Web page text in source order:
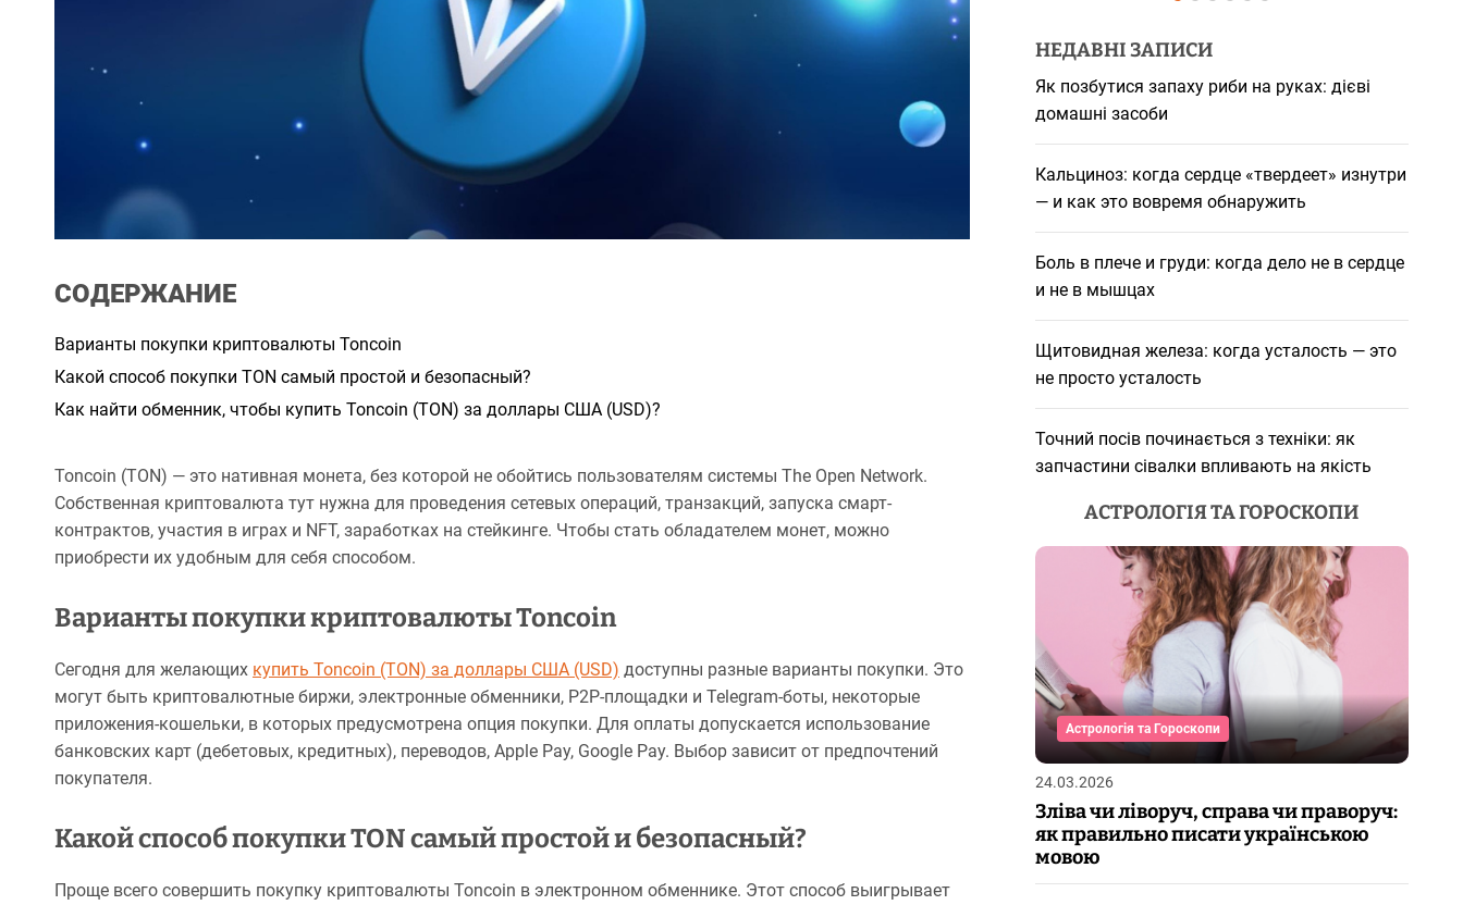
а
с
ч
СОДЕРЖАНИЕ
Варианты покупки криптовалюты Toncoin
Какой способ покупки TON самый простой и безопасный?
Как найти обменник, чтобы купить Toncoin (TON) за доллары США (USD)?
Toncoin (TON) — это нативная монета, без которой не обойтись пользователям системы The Open Network.
Собственная криптовалюта тут нужна для проведения сетевых операций, транзакций, запуска смарт-
контрактов, участия в играх и NFT, заработках на стейкинге. Чтобы стать обладателем монет, можно
приобрести их удобным для себя способом.
Варианты покупки криптовалюты Toncoin
Сегодня для желающих купить Toncoin (TON) за доллары США (USD) доступны разные варианты покупки. Это
могут быть криптовалютные биржи, электронные обменники, Р2Р-площадки и Telegram-боты, некоторые
приложения-кошельки, в которых предусмотрена опция покупки. Для оплаты допускается использование
банковских карт (дебетовых, кредитных), переводов, Apple Pay, Google Pay. Выбор зависит от предпочтений
покупателя.
Какой способ покупки TON самый простой и безопасный?
Проще всего совершить покупку криптовалюты Toncoin в электронном обменнике. Этот способ выигрывает
НЕДАВНІ ЗАПИСИ
Як позбутися запаху риби на руках: дієві
домашні засоби
Кальциноз: когда сердце «твердеет» изнутри
— и как это вовремя обнаружить
Боль в плече и груди: когда дело не в сердце
и не в мышцах
Щитовидная железа: когда усталость — это
не просто усталость
Точний посів починається з техніки: як
запчастини сівалки впливають на якість
АСТРОЛОГІЯ ТА ГОРОСКОПИ
Астрологія та Гороскопи
24.03.2026
Зліва чи ліворуч, справа чи праворуч:
як правильно писати українською
мовою